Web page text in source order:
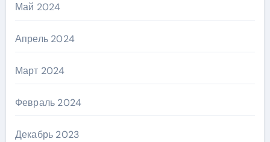
Май 2024
Апрель 2024
Март 2024
Февраль 2024
Декабрь 2023